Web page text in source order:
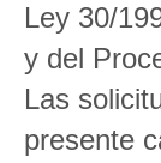
Ley 30/
y del
Las
presente